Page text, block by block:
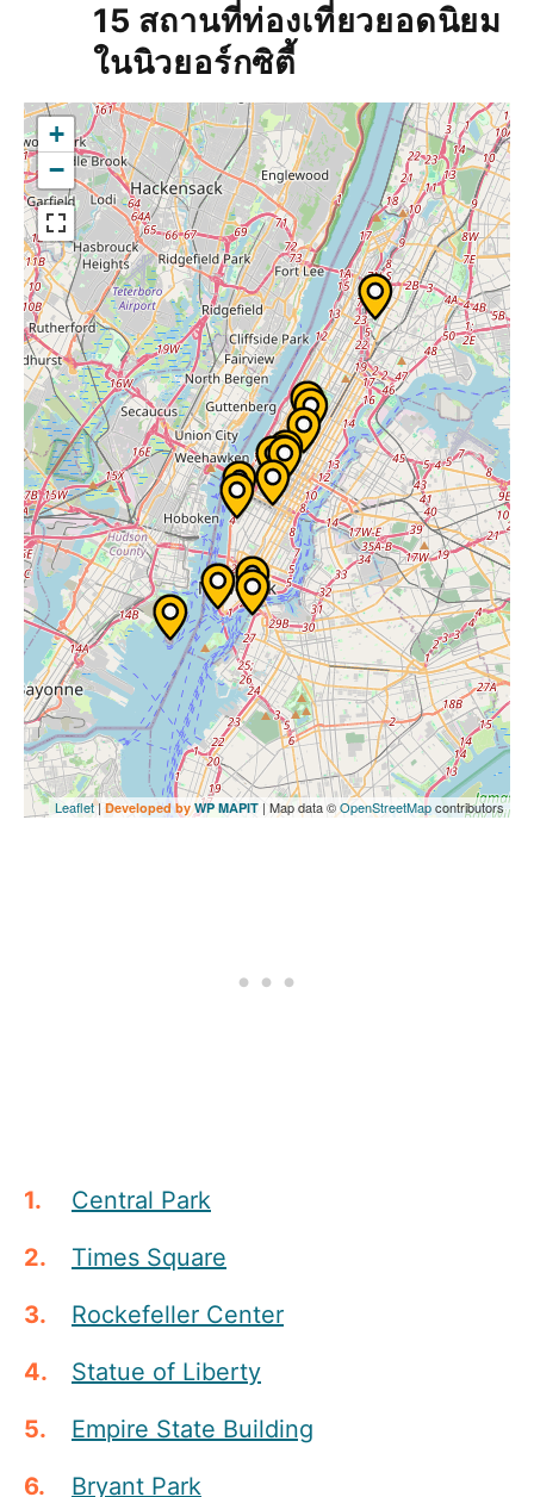
15 สถานที่ท่องเที่ยวยอดนิยม
ในนิวยอร์กซิตี้
+
−
Leaflet| Developed byWP MAPIT | Map data ©OpenStreetMapcontributors
Central Park
Times Square
Rockefeller Center
Statue of Liberty
Empire State Building
Bryant Park